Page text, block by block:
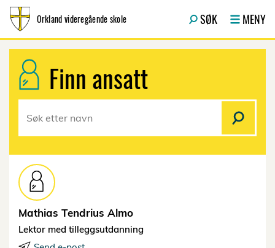
Orkland videregående skole SØK MENY
Finn ansatt
Mathias Tendrius Almo
Lektor med tilleggsutdanning